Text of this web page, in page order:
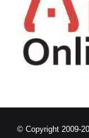
© Copyright 2009-